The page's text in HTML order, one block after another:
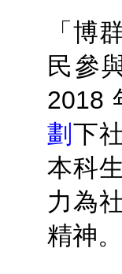
「博
民參
2018
劃 下
本科
力為
精神。